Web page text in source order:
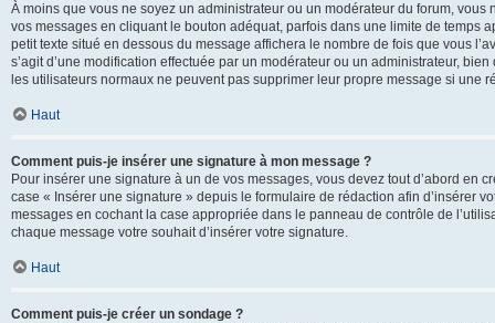
À moins que vous ne soyez un administrateur ou un modérateur du forum,
vos messages en cliquant le bouton adéquat, parfois dans une limite de temps
petit texte situé en dessous du message affichera le nombre de fois que vous
s’agit d’une modification effectuée par un modérateur ou un administrateur,
les utilisateurs normaux ne peuvent pas supprimer leur propre message si une
Haut
Comment puis-je insérer une signature à mon message ?
Pour insérer une signature à un de vos messages, vous devez tout d’abord en
case « Insérer une signature » depuis le formulaire de rédaction afin d’insérer
messages en cochant la case appropriée dans le panneau de contrôle de
chaque message votre souhait d’insérer votre signature.
Haut
Comment puis-je créer un sondage ?